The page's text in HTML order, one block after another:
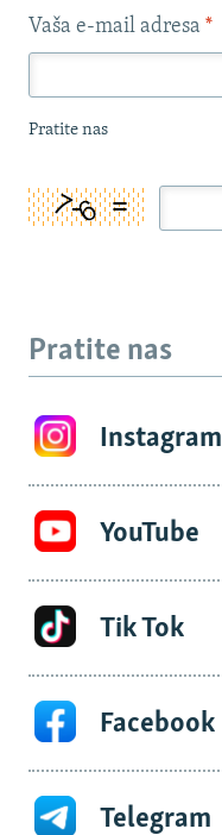
Vaša e-mail adresa *
Pratite nas
Pratite nas
Instagram
YouTube
Tik Tok
Facebook
Telegram